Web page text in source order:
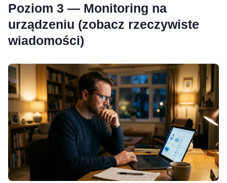
Poziom 3 — Monitoring na
urządzeniu (zobacz rzeczywiste
wiadomości)